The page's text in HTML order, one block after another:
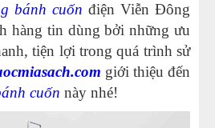
bánh cuốn điện Viễn Đông
hàng tin dùng bởi những ưu
tiện lợi trong quá trình sử
giới thiệu đến
cuốn này nhé!